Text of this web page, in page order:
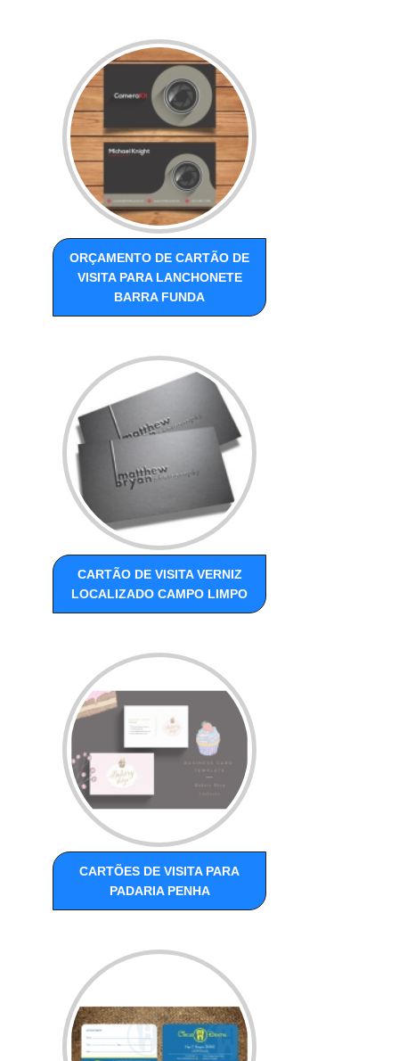
ORÇAMENTO DE CARTÃO DE
VISITA PARA LANCHONETE
BARRA FUNDA
CARTÃO DE VISITA VERNIZ
LOCALIZADO CAMPO LIMPO
CARTÕES DE VISITA PARA
PADARIA PENHA